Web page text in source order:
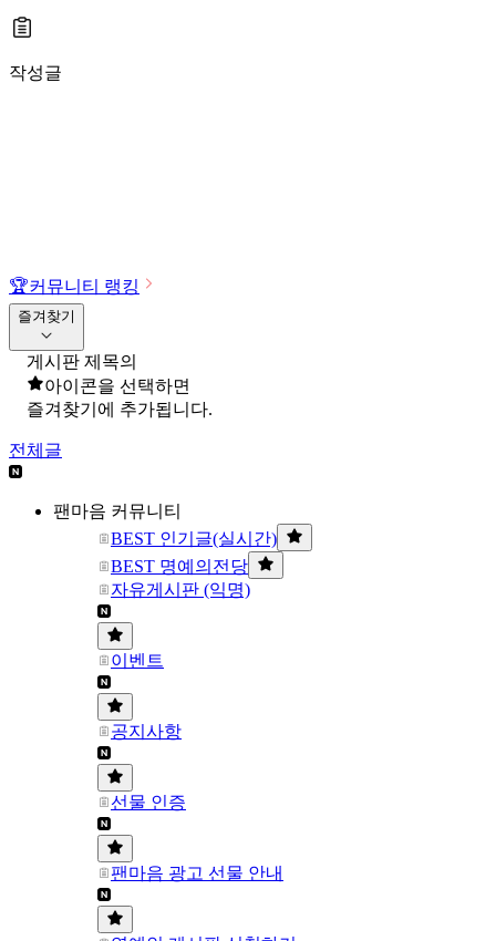
작성글
🏆커뮤니티 랭킹
즐겨찾기
게시판 제목의
아이콘을 선택하면
즐겨찾기에 추가됩니다.
전체글
팬마음 커뮤니티
BEST 인기글(실시간)
BEST 명예의전당
자유게시판 (익명)
이벤트
공지사항
선물 인증
팬마음 광고 선물 안내